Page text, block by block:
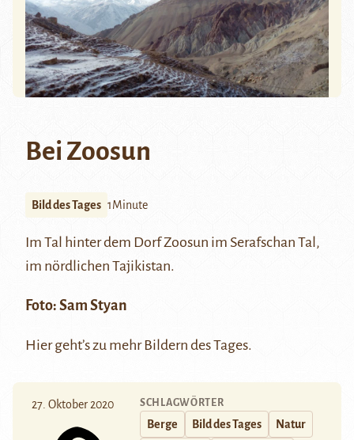
Bei Zoosun
Bild des Tages 1Minute
Im Tal hinter dem Dorf Zoosun im Serafschan Tal,
im nördlichen Tajikistan.
Foto: Sam Styan
Hiergeht’s zu mehr Bildern des Tages.
27. Oktober 2020 SCHLAGWÖRTER
Berge Bild des Tages Natur